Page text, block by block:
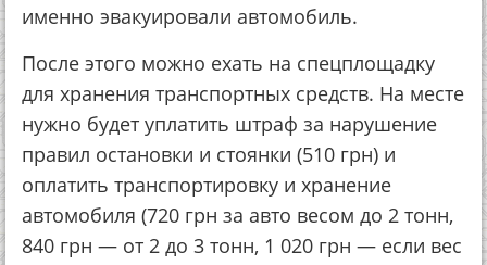
именно эвакуировали автомобиль.
После этого можно ехать на спецплощадку
для хранения транспортных средств. На месте
нужно будет уплатить штраф за нарушение
правил остановки и стоянки (510 грн) и
оплатить транспортировку и хранение
автомобиля (720 грн за авто весом до 2 тонн,
840 грн — от 2 до 3 тонн, 1 020 грн — если вес